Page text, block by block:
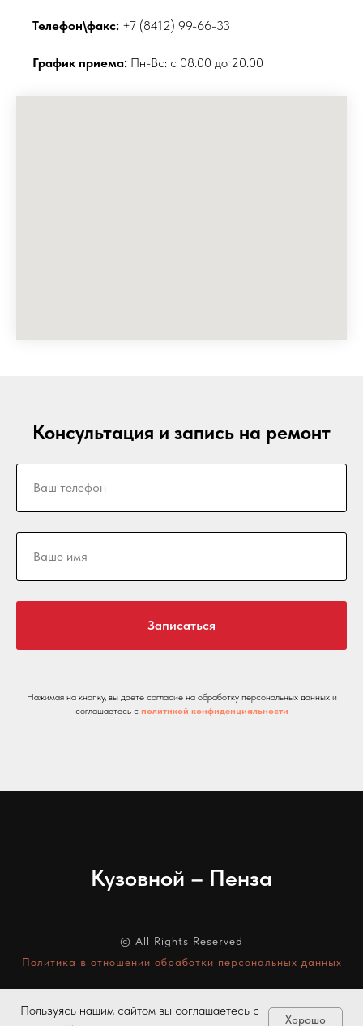
Телефон\факс: +7 (8412) 99-66-33
График приема: Пн-Вс: с 08.00 до 20.00
Консультация и запись на ремонт
Записаться
Нажимая на кнопку, вы даете согласие на обработку персональных данных и
соглашаетесь c политикой конфиденциальности
Кузовной – Пенза
© All Rights Reserved
Политика в отношении обработки персональных данных
Пользуясь нашим сайтом вы соглашаетесь с
Хорошо